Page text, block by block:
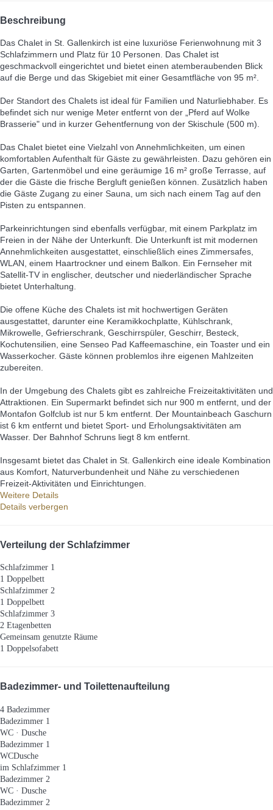
Beschreibung
Das Chalet in St. Gallenkirch ist eine luxuriöse Ferienwohnung mit 3
Schlafzimmern und Platz für 10 Personen. Das Chalet ist
geschmackvoll eingerichtet und bietet einen atemberaubenden Blick
auf die Berge und das Skigebiet mit einer Gesamtfläche von 95 m².
Der Standort des Chalets ist ideal für Familien und Naturliebhaber. Es
befindet sich nur wenige Meter entfernt von der „Pferd auf Wolke
Brasserie" und in kurzer Gehentfernung von der Skischule (500 m).
Das Chalet bietet eine Vielzahl von Annehmlichkeiten, um einen
komfortablen Aufenthalt für Gäste zu gewährleisten. Dazu gehören ein
Garten, Gartenmöbel und eine geräumige 16 m² große Terrasse, auf
der die Gäste die frische Bergluft genießen können. Zusätzlich haben
die Gäste Zugang zu einer Sauna, um sich nach einem Tag auf den
Pisten zu entspannen.
Parkeinrichtungen sind ebenfalls verfügbar, mit einem Parkplatz im
Freien in der Nähe der Unterkunft. Die Unterkunft ist mit modernen
Annehmlichkeiten ausgestattet, einschließlich eines Zimmersafes,
WLAN, einem Haartrockner und einem Balkon. Ein Fernseher mit
Satellit-TV in englischer, deutscher und niederländischer Sprache
bietet Unterhaltung.
Die offene Küche des Chalets ist mit hochwertigen Geräten
ausgestattet, darunter eine Keramikkochplatte, Kühlschrank,
Mikrowelle, Gefrierschrank, Geschirrspüler, Geschirr, Besteck,
Kochutensilien, eine Senseo Pad Kaffeemaschine, ein Toaster und ein
Wasserkocher. Gäste können problemlos ihre eigenen Mahlzeiten
zubereiten.
In der Umgebung des Chalets gibt es zahlreiche Freizeitaktivitäten und
Attraktionen. Ein Supermarkt befindet sich nur 900 m entfernt, und der
Montafon Golfclub ist nur 5 km entfernt. Der Mountainbeach Gaschurn
ist 6 km entfernt und bietet Sport- und Erholungsaktivitäten am
Wasser. Der Bahnhof Schruns liegt 8 km entfernt.
Insgesamt bietet das Chalet in St. Gallenkirch eine ideale Kombination
aus Komfort, Naturverbundenheit und Nähe zu verschiedenen
Freizeit-Aktivitäten und Einrichtungen.
Weitere Details
Details verbergen
Verteilung der Schlafzimmer
Schlafzimmer 1
1 Doppelbett
Schlafzimmer 2
1 Doppelbett
Schlafzimmer 3
2 Etagenbetten
Gemeinsam genutzte Räume
1 Doppelsofabett
Badezimmer- und Toilettenaufteilung
4 Badezimmer
Badezimmer 1
WC · Dusche
Badezimmer 1
WCDusche
im Schlafzimmer 1
Badezimmer 2
WC · Dusche
Badezimmer 2